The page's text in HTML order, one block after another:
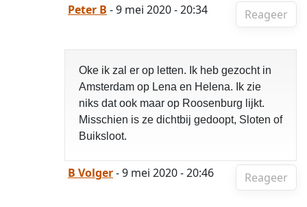
Reageer
Peter B - 9 mei 2020 - 20:34
Oke ik zal er op letten. Ik heb gezocht in
Amsterdam op Lena en Helena. Ik zie
niks dat ook maar op Roosenburg lijkt.
Misschien is ze dichtbij gedoopt, Sloten of
Buiksloot.
Reageer
B Volger- 9 mei 2020 - 20:46